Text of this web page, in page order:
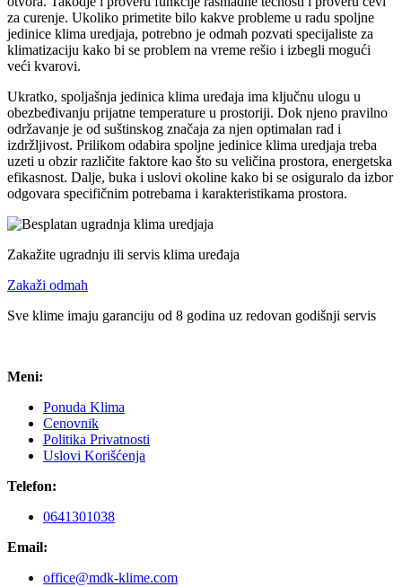
za curenje. Ukoliko primetite bilo kakve probleme u radu spoljne
jedinice klima uredjaja, potrebno je odmah pozvati specijaliste za
klimatizaciju kako bi se problem na vreme rešio i izbegli mogući
veći kvarovi.
Ukratko, spoljašnja jedinica klima uređaja ima ključnu ulogu u
obezbeđivanju prijatne temperature u prostoriji. Dok njeno pravilno
održavanje je od suštinskog značaja za njen optimalan rad i
izdržljivost. Prilikom odabira spoljne jedinice klima uredjaja treba
uzeti u obzir različite faktore kao što su veličina prostora, energetska
efikasnost. Dalje, buka i uslovi okoline kako bi se osiguralo da izbor
odgovara specifičnim potrebama i karakteristikama prostora.
Zakažite ugradnju ili servis klima uređaja
Zakaži odmah
Sve klime imaju garanciju od 8 godina uz redovan godišnji servis
Meni:
Ponuda Klima
Cenovnik
Politika Privatnosti
Uslovi Korišćenja
Telefon:
0641301038
Email:
office@mdk-klime.com